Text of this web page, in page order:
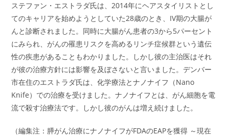
ステファン・エストラダ氏は、2014年にヘアスタイリストとし
てのキャリアを始めようとしていた28歳のとき、IV期の大腸が
んと診断されました。同時に大腸がん患者の3から5パーセント
にみられ、がんの罹患リスクを高めるリンチ症候群という遺伝
性の疾患があることもわかりました。しかし彼の主治医はそれ
が彼の治療方針には影響を及ぼさないと言いました。デンバー
市在住のエストラダ氏は、化学療法とナノナイフ（Nano
Knife）での治療を受けました。ナノナイフとは、がん細胞を電
流で殺す治療法です。しかし彼のがんは増え続けました。
（編集注：膵がん治療にナノナイフがFDAのEAPを獲得 ～現在